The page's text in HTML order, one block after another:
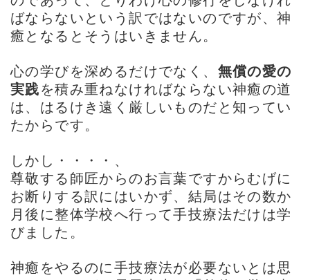
ばならないという訳ではないのですが、神
癒となるとそうはいきません。
心の学びを深めるだけでなく、 無償の愛の
実践を積み重ねなければならない神癒の道
は、はるけき遠く厳しいものだと知ってい
たからです。
しかし・・・・、
尊敬する師匠からのお言葉ですからむげに
お断りする訳にはいかず、結局はその数か
月後に整体学校へ行って手技療法だけは学
びました。
神癒をやるのに手技療法が必要ないとは思